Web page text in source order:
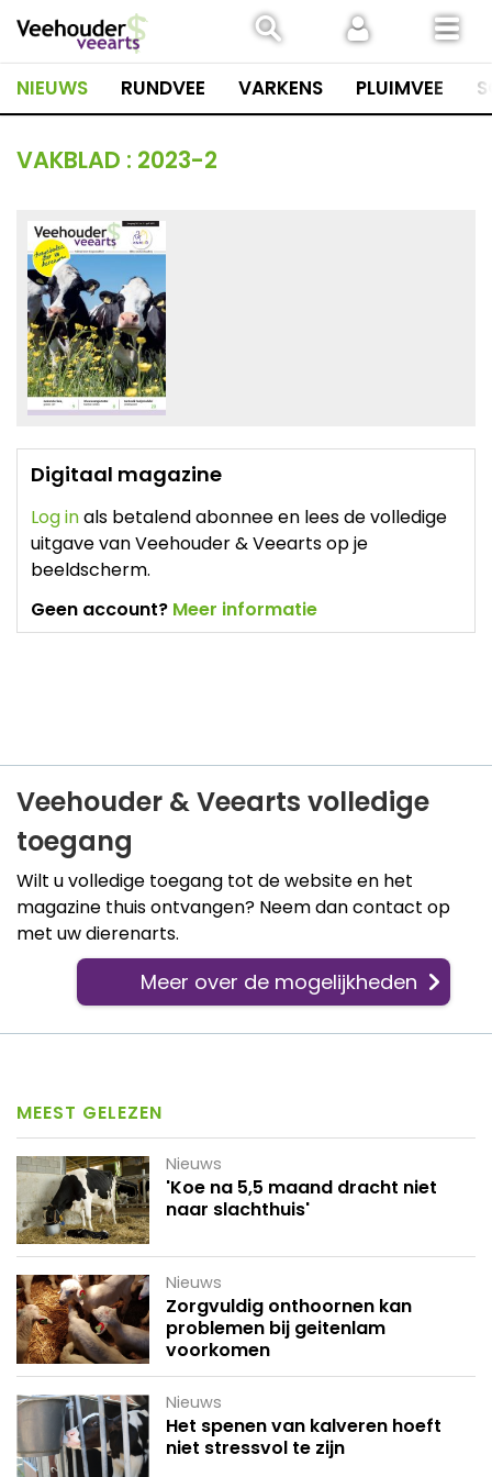
naar
inhoud
NIEUWS RUNDVEE VARKENS PLUIMVEE
VAKBLAD : 2023-2
Digitaal magazine
Log inals betalend abonnee en lees de volledige
uitgave van Veehouder & Veearts op je
beeldscherm.
Geen account? Meer informatie
Veehouder & Veearts volledige
toegang
Wilt u volledige toegang tot de website en het
magazine thuis ontvangen? Neem dan contact op
met uw dierenarts.
Meer over de mogelijkheden
MEEST GELEZEN
Nieuws
'Koe na 5,5 maand dracht niet
naar slachthuis'
Nieuws
Zorgvuldig onthoornen kan
problemen bij geitenlam
voorkomen
Nieuws
Het spenen van kalveren hoeft
niet stressvol te zijn